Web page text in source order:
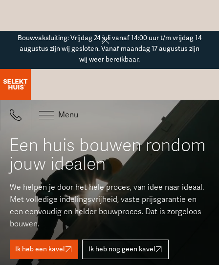
Bouwvaksluiting: Vrijdag 24 juli vanaf 14:00 uur t/m vrijdag 14
augustus zijn wij gesloten. Vanaf maandag 17 augustus zijn
wij weer bereikbaar.
Menu
Een huis bouwen rondom
jouw idealen
We helpen je door het hele proces, van idee naar ideaal.
Met volledige indelingsvrijheid, vaste prijsgarantie en
een eenvoudig en helder bouwproces. Dat is zorgeloos
bouwen.
Ik heb een kavel Ik heb nog geen kavel